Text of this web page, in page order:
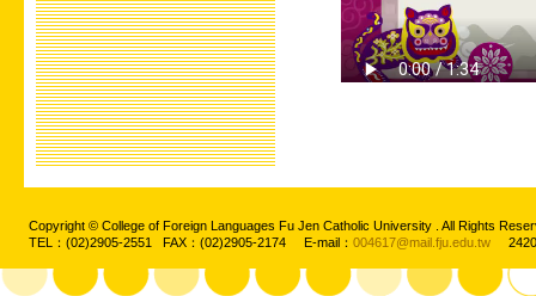
Copyright © College of Foreign Languages Fu Jen Catholic University . All Rights
TEL：(02)2905-2551 FAX：(02)2905-2174 E-mail： 004617@mail.fju.edu.tw